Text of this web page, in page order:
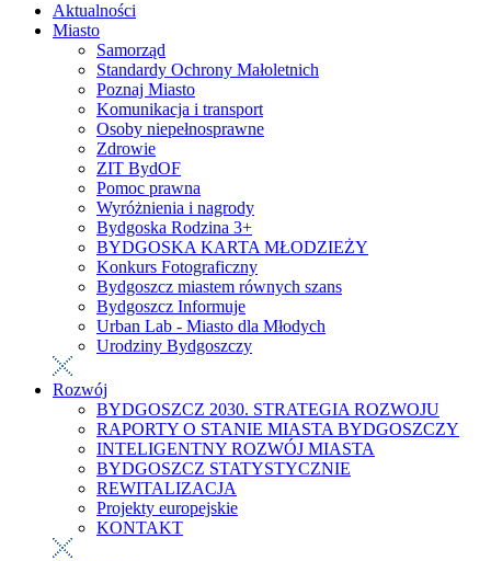
Aktualności
Miasto
Samorząd
Standardy Ochrony Małoletnich
Poznaj Miasto
Komunikacja i transport
Osoby niepełnosprawne
Zdrowie
ZIT BydOF
Pomoc prawna
Wyróżnienia i nagrody
Bydgoska Rodzina 3+
BYDGOSKA KARTA MŁODZIEŻY
Konkurs Fotograficzny
Bydgoszcz miastem równych szans
Bydgoszcz Informuje
Urban Lab - Miasto dla Młodych
Urodziny Bydgoszczy
Rozwój
BYDGOSZCZ 2030. STRATEGIA ROZWOJU
RAPORTY O STANIE MIASTA BYDGOSZCZY
INTELIGENTNY ROZWÓJ MIASTA
BYDGOSZCZ STATYSTYCZNIE
REWITALIZACJA
Projekty europejskie
KONTAKT